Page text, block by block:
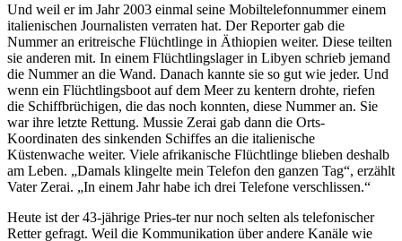
Und weil er im Jahr 2003 einmal seine Mobiltelefonnummer einem
italienischen Journalisten verraten hat. Der Reporter gab die
Nummer an eri­treische Flüchtlinge in Äthiopien weiter. Diese teilten
sie anderen mit. In einem Flüchtlingslager in Libyen schrieb jemand
die Nummer an die Wand. Danach kannte sie so gut wie jeder. Und
wenn ein Flüchtlingsboot auf dem Meer zu kentern drohte, riefen
die Schiffbrüchigen, die das noch konnten, diese Nummer an. Sie
war ihre letzte Rettung. Mussie Zerai gab dann die Orts-
Koordinaten des sinkenden Schiffes an die italienische
Küstenwache weiter. Viele afrikanische Flüchtlinge blieben deshalb
am Leben. „Damals klingelte mein Telefon den ganzen Tag“, erzählt
Vater Zerai. „In einem Jahr habe ich drei Telefone verschlissen.“
Heute ist der 43-jährige Pries-ter nur noch selten als telefonischer
Retter gefragt. Weil die Kommunikation über andere Kanäle wie